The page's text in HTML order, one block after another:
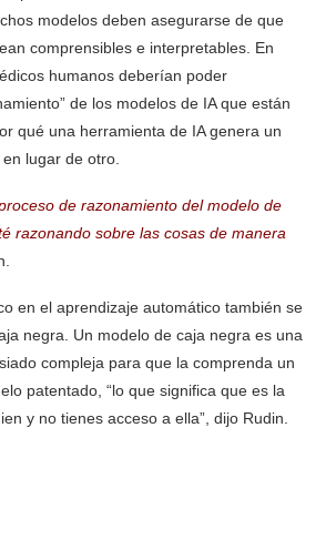
modelos deben asegurarse de que
comprensibles e interpretables. En
humanos deberían poder
de los modelos de IA que están
qué una herramienta de IA genera un
lugar de otro.
de razonamiento del modelo de
razonando sobre las cosas de manera
en el aprendizaje automático también se
negra. Un modelo de caja negra es una
compleja para que la comprenda un
patentado, “lo que significa que es la
y no tienes acceso a ella”, dijo Rudin.